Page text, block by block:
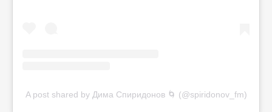
A post shared by Дима Спиридонов 🌀 (@spiridonov_fm)